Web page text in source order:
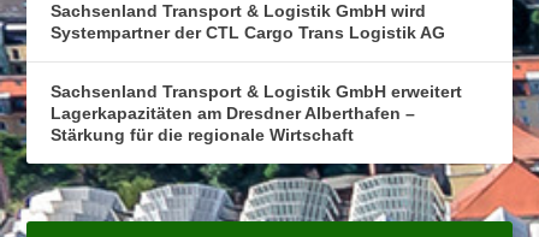
Sachsenland Transport & Logistik GmbH wird
Systempartner der CTL Cargo Trans Logistik AG
Sachsenland Transport & Logistik GmbH erweitert
Lagerkapazitäten am Dresdner Alberthafen –
Stärkung für die regionale Wirtschaft